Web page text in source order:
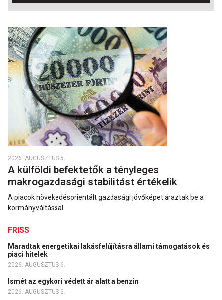
2026. AUGUSZTUS 5.
A külföldi befektetők a tényleges
makrogazdasági stabilitást értékelik
A piacok növekedésorientált gazdasági jövőképet áraztak be a
kormányváltással.
FRISS
Maradtak energetikai lakásfelújításra állami támogatások és
piaci hitelek
2026. AUGUSZTUS 6.
Ismét az egykori védett ár alatt a benzin
2026. AUGUSZTUS 6.